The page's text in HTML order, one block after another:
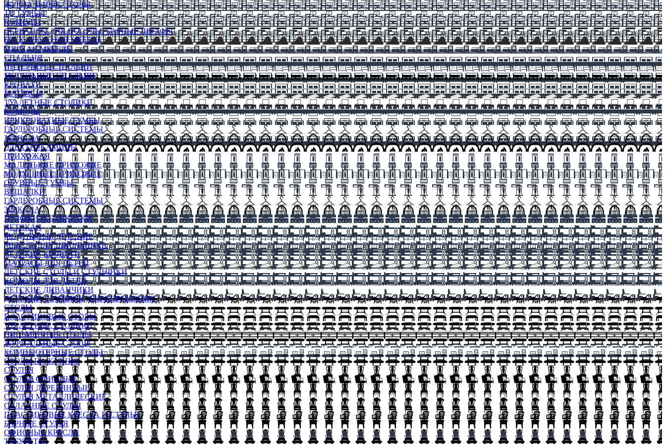
ЖУРНАЛЬНЫЕ СТОЛЫ
ТВ ТУМБЫ
КОМОДЫ
СЕРВАНТЫ ДЛЯ ПОСУДЫ, БАРНЫЕ ШКАФЫ
БЕСКАРКАСНАЯ МЕБЕЛЬ
МЯГКАЯ МЕБЕЛЬ
СПАЛЬНЯ
ИНТЕРЬЕРЫ СПАЛЬНИ
МОДУЛЬНЫЕ СПАЛЬНИ
КРОВАТИ
МАТРАСЫ
ТУАЛЕТНЫЕ СТОЛИКИ
КОМОДЫ
ПРИКРОВАТНЫЕ ТУМБЫ
ГАРДЕРОБНЫЕ СИСТЕМЫ
ЗЕРКАЛА
ЭЛЕКТРОКАМИНЫ
ПРИХОЖАЯ
МАЛЕНЬКИЕ ПРИХОЖИЕ
МОДУЛЬНЫЕ ПРИХОЖИЕ
ОБУВНЫЕ ТУМБЫ
ВЕШАЛКИ
ГАРДЕРОБНЫЕ СИСТЕМЫ
ЗЕРКАЛА
ПУФИКИ И БАНКЕТКИ
ДЕТСКАЯ
МОДУЛЬНЫЕ ДЕТСКИЕ
МЕБЕЛЬ ДЛЯ ШКОЛЬНИКА
ДЕТСКИЕ КРОВАТИ
МАТРАСЫ ДЛЯ ДЕТЕЙ
ДЕТСКИЕ СТОЛЫ И СТУЛЬЧИКИ
КОМОДЫ ДЛЯ ДЕТЕЙ
ДЕТСКИЕ ДИВАНЧИКИ
ДЕТСКИЙ СТУЛЬЧИК ДЛЯ КОРМЛЕНИЯ
СТОЛЫ
ПЛАСТИКОВЫЕ СТОЛЫ
ТУАЛЕТНЫЕ СТОЛИКИ
ПИСЬМЕННЫЕ СТОЛЫ
ЖУРНАЛЬНЫЕ СТОЛЫ
КОМПЬЮТЕРНЫЕ СТОЛЫ
СТОЛЫ НА КУХНЮ
СТУЛЬЯ
СТУЛЬЯ ОФИСНЫЕ
СТУЛЬЯ ДЕРЕВЯННЫЕ
СТУЛЬЯ МЕТАЛЛИЧЕСКИЕ
СКЛАДНЫЕ СТУЛЬЯ
ПЛАСТИКОВЫЕ КРЕСЛА И СТУЛЬЯ
БАРНЫЕ СТУЛЬЯ
ОФИСНЫЕ КРЕСЛА
ТАБУРЕТЫ